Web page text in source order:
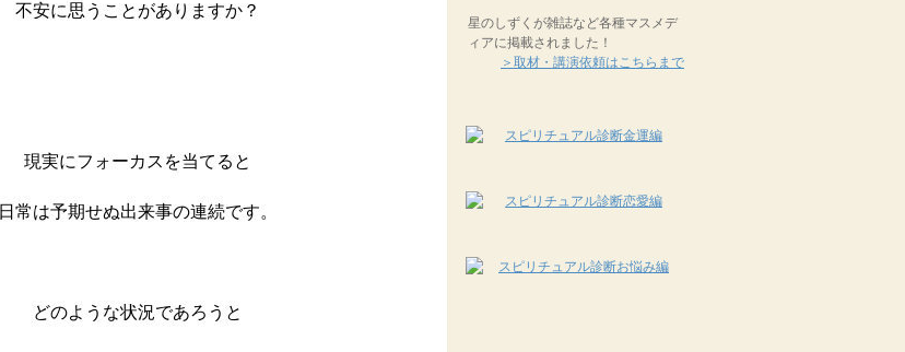
不安に思うことがありますか？
現実にフォーカスを当てると
日常は予期せぬ出来事の連続です。
どのような状況であろうと
星のしずくが雑誌など各種マスメデ
ィアに掲載されました！
＞取材・講演依頼はこちらまで